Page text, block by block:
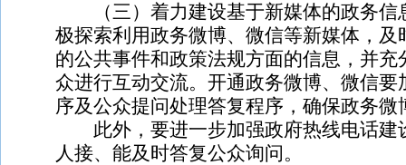
（三）着力建设基于新媒体的政务信
极探索利用政务微博、微信等新媒体，
的公共事件和政策法规方面的信息，并
众进行互动交流。开通政务微博、微信
序及公众提问处理答复程序，确保政务
此外，要进一步加强政府热线电话建
人接、能及时答复公众询问。